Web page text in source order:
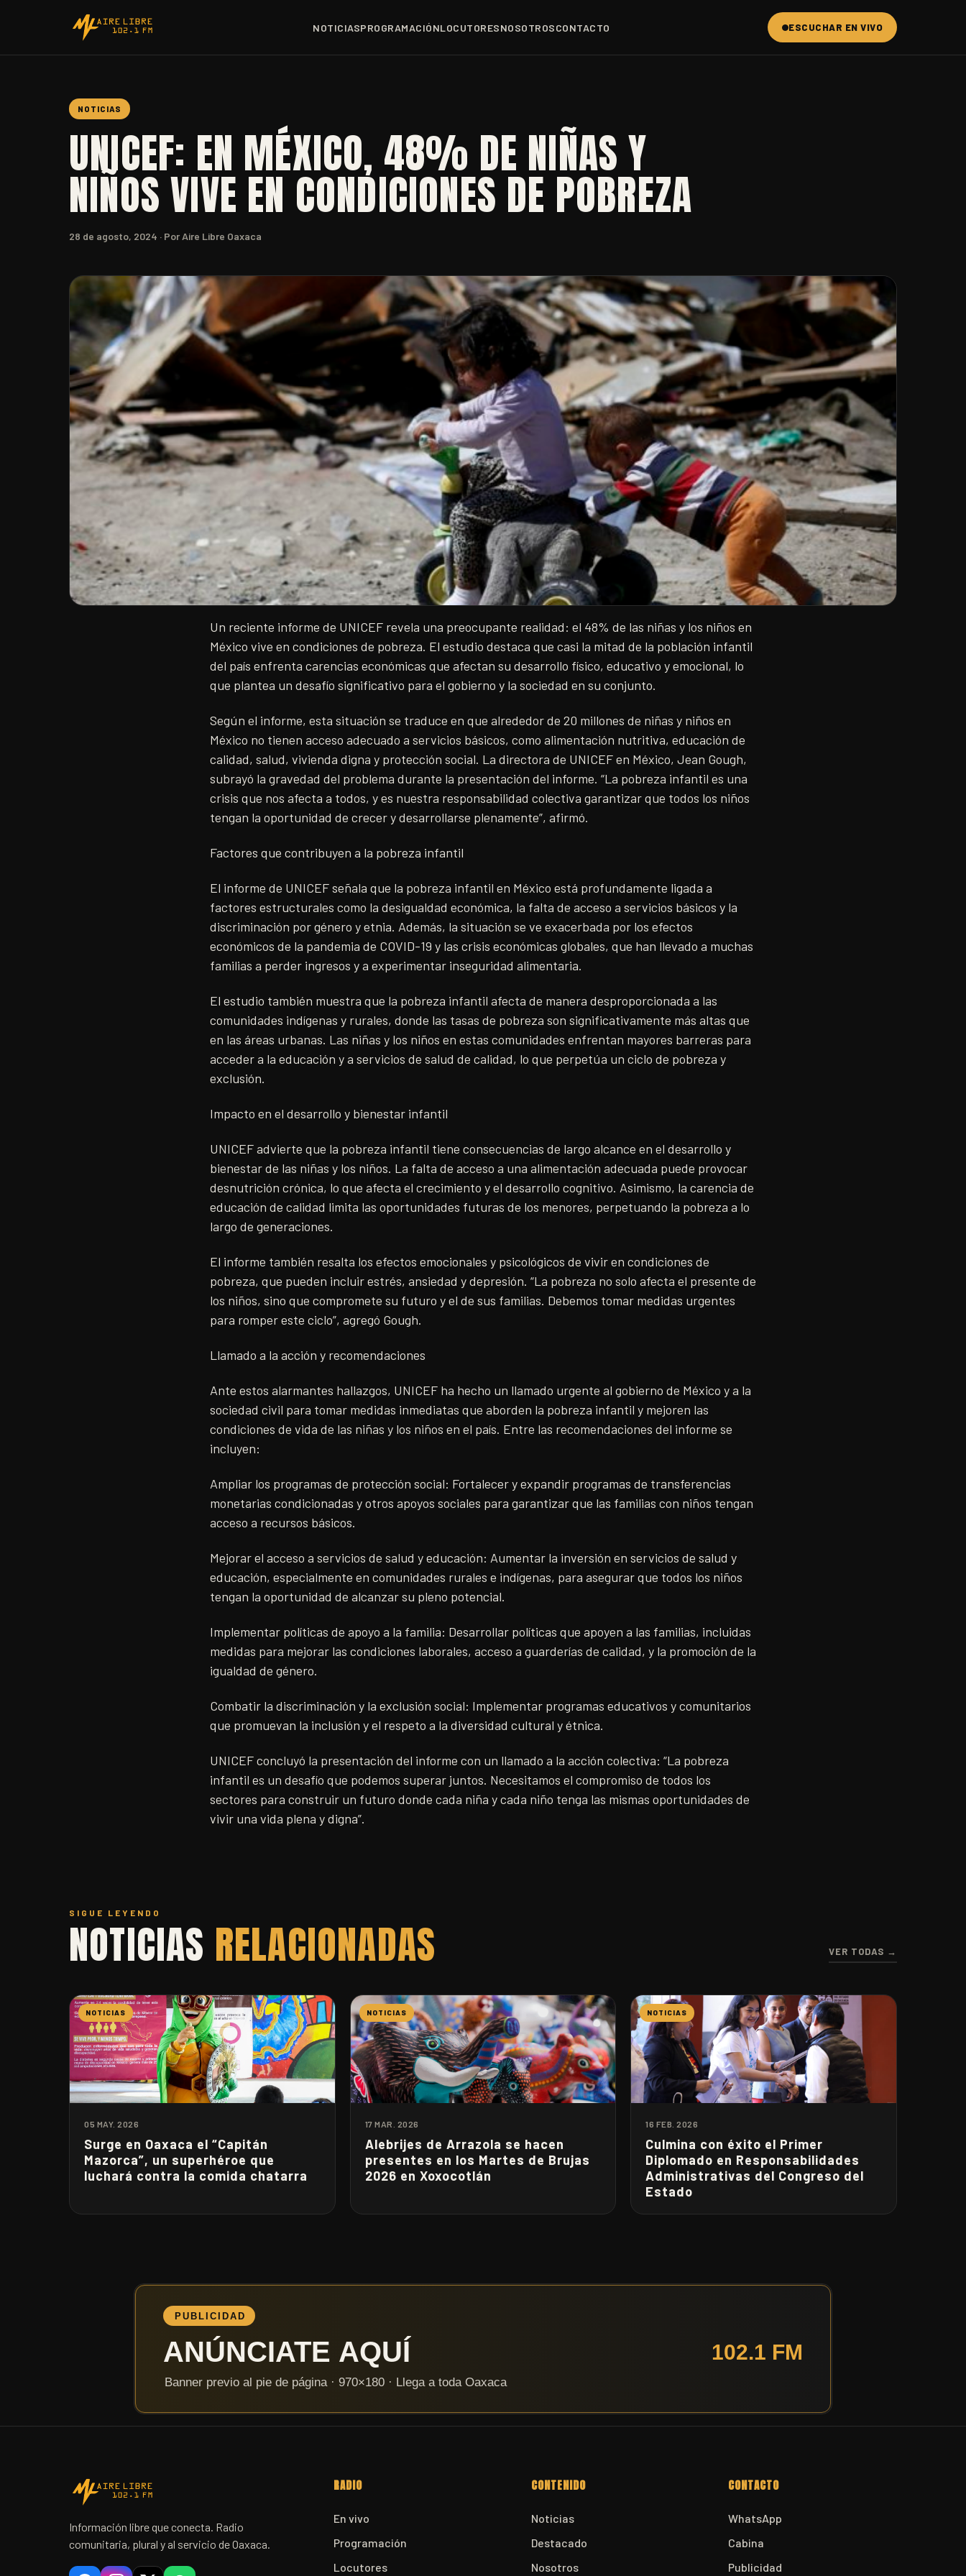
NOTICIASPROGRAMACIÓNLOCUTORESNOSOTROSCONTACTO ESCUCHAR EN VIVO
NOTICIAS
UNICEF: EN MÉXICO, 48% DE NIÑAS Y
NIÑOS VIVE EN CONDICIONES DE POBREZA
28 de agosto, 2024 · Por Aire Libre Oaxaca
Un reciente informe de UNICEF revela una preocupante realidad: el 48% de las niñas y los niños en
México vive en condiciones de pobreza. El estudio destaca que casi la mitad de la población infantil
del país enfrenta carencias económicas que afectan su desarrollo físico, educativo y emocional, lo
que plantea un desafío significativo para el gobierno y la sociedad en su conjunto.
Según el informe, esta situación se traduce en que alrededor de 20 millones de niñas y niños en
México no tienen acceso adecuado a servicios básicos, como alimentación nutritiva, educación de
calidad, salud, vivienda digna y protección social. La directora de UNICEF en México, Jean Gough,
subrayó la gravedad del problema durante la presentación del informe. “La pobreza infantil es una
crisis que nos afecta a todos, y es nuestra responsabilidad colectiva garantizar que todos los niños
tengan la oportunidad de crecer y desarrollarse plenamente”, afirmó.
Factores que contribuyen a la pobreza infantil
El informe de UNICEF señala que la pobreza infantil en México está profundamente ligada a
factores estructurales como la desigualdad económica, la falta de acceso a servicios básicos y la
discriminación por género y etnia. Además, la situación se ve exacerbada por los efectos
económicos de la pandemia de COVID-19 y las crisis económicas globales, que han llevado a muchas
familias a perder ingresos y a experimentar inseguridad alimentaria.
El estudio también muestra que la pobreza infantil afecta de manera desproporcionada a las
comunidades indígenas y rurales, donde las tasas de pobreza son significativamente más altas que
en las áreas urbanas. Las niñas y los niños en estas comunidades enfrentan mayores barreras para
acceder a la educación y a servicios de salud de calidad, lo que perpetúa un ciclo de pobreza y
exclusión.
Impacto en el desarrollo y bienestar infantil
UNICEF advierte que la pobreza infantil tiene consecuencias de largo alcance en el desarrollo y
bienestar de las niñas y los niños. La falta de acceso a una alimentación adecuada puede provocar
desnutrición crónica, lo que afecta el crecimiento y el desarrollo cognitivo. Asimismo, la carencia de
educación de calidad limita las oportunidades futuras de los menores, perpetuando la pobreza a lo
largo de generaciones.
El informe también resalta los efectos emocionales y psicológicos de vivir en condiciones de
pobreza, que pueden incluir estrés, ansiedad y depresión. “La pobreza no solo afecta el presente de
los niños, sino que compromete su futuro y el de sus familias. Debemos tomar medidas urgentes
para romper este ciclo”, agregó Gough.
Llamado a la acción y recomendaciones
Ante estos alarmantes hallazgos, UNICEF ha hecho un llamado urgente al gobierno de México y a la
sociedad civil para tomar medidas inmediatas que aborden la pobreza infantil y mejoren las
condiciones de vida de las niñas y los niños en el país. Entre las recomendaciones del informe se
incluyen:
Ampliar los programas de protección social: Fortalecer y expandir programas de transferencias
monetarias condicionadas y otros apoyos sociales para garantizar que las familias con niños tengan
acceso a recursos básicos.
Mejorar el acceso a servicios de salud y educación: Aumentar la inversión en servicios de salud y
educación, especialmente en comunidades rurales e indígenas, para asegurar que todos los niños
tengan la oportunidad de alcanzar su pleno potencial.
Implementar políticas de apoyo a la familia: Desarrollar políticas que apoyen a las familias, incluidas
medidas para mejorar las condiciones laborales, acceso a guarderías de calidad, y la promoción de la
igualdad de género.
Combatir la discriminación y la exclusión social: Implementar programas educativos y comunitarios
que promuevan la inclusión y el respeto a la diversidad cultural y étnica.
UNICEF concluyó la presentación del informe con un llamado a la acción colectiva: “La pobreza
infantil es un desafío que podemos superar juntos. Necesitamos el compromiso de todos los
sectores para construir un futuro donde cada niña y cada niño tenga las mismas oportunidades de
vivir una vida plena y digna”.
SIGUE LEYENDO
NOTICIAS RELACIONADAS VER TODAS →
NOTICIAS
05 MAY. 2026
Surge en Oaxaca el “Capitán
Mazorca”, un superhéroe que
luchará contra la comida chatarra
NOTICIAS
17 MAR. 2026
Alebrijes de Arrazola se hacen
presentes en los Martes de Brujas
2026 en Xoxocotlán
NOTICIAS
16 FEB. 2026
Culmina con éxito el Primer
Diplomado en Responsabilidades
Administrativas del Congreso del
Estado
Información libre que conecta. Radio
comunitaria, plural y al servicio de Oaxaca.
RADIO
En vivo
Programación
Locutores
CONTENIDO
Noticias
Destacado
Nosotros
CONTACTO
WhatsApp
Cabina
Publicidad